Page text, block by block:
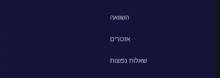
השוואה
אזכורים
שאלות נפוצות